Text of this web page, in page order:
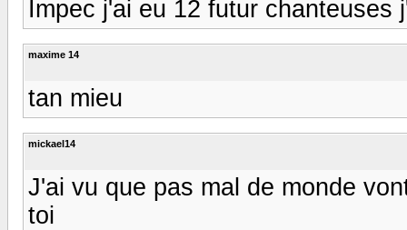
Impec j'ai eu 12 futur chanteuses
maxime 14
tan mieu
mickael14
J'ai vu que pas mal de monde
toi